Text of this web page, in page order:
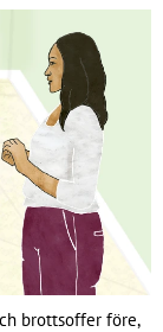
brottsoffer före,